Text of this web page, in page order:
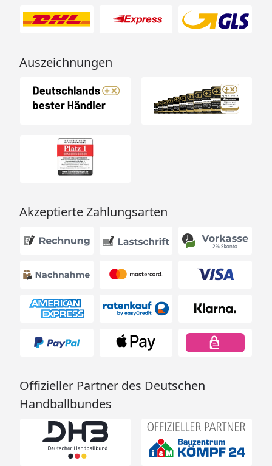
Auszeichnungen
Akzeptierte Zahlungsarten
Offizieller Partner des Deutschen
Handballbundes